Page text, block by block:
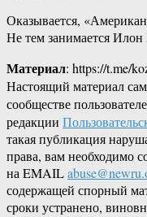
Оказывается,
Не тем занимается
Материал: https://t.me/
Настоящий материал
сообществе
редакции
такая публикация
права, вам необходимо
на EMAIL
содержащей спорный
сроки устранено,